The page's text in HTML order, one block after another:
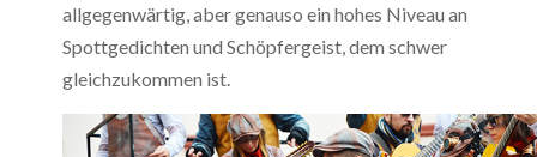
allgegenwärtig, aber genauso ein hohes Niveau an
Spottgedichten und Schöpfergeist, dem schwer
gleichzukommen ist.